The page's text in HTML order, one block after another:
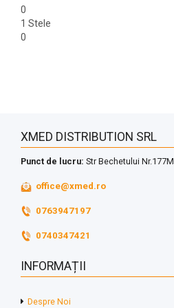
0
1 Stele
0
XMED DISTRIBUTION SRL
Punct de lucru: Str Bechetului Nr.177M,
office@xmed.ro
0763947197
0740347421
INFORMAȚII
Despre Noi